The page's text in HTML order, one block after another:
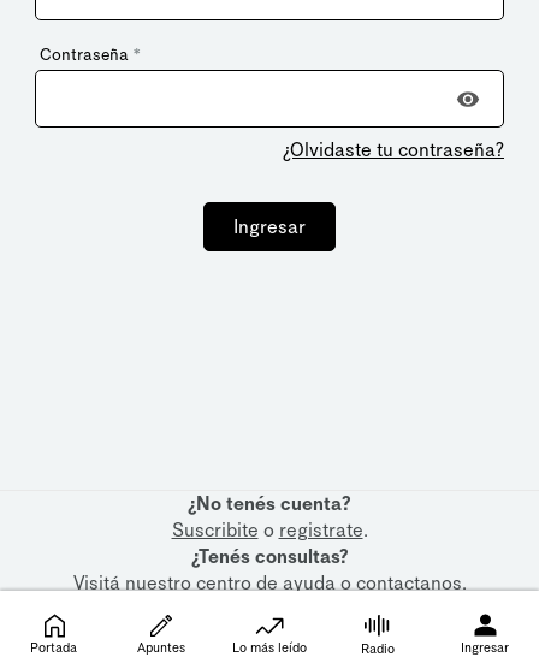
Contraseña *
¿Olvidaste tu contraseña?
Ingresar
¿No tenés cuenta?
Suscribite o registrate.
¿Tenés consultas?
Visitá nuestrocentro de ayudaocontactanos.
Portada Apuntes Lo más leído Radio Ingresar